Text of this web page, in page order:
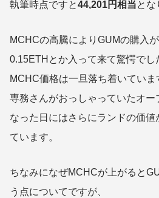
執筆時点ですと44,201円相当とな
MCHCの高騰によりGUMの購入
0.15ETHとか入って来て驚愕でし
MCHC価格は一旦落ち着いていま
専務さんがおっしゃっていたオー
なった日にはさらにランドの価値
ています。
ちなみになぜMCHCが上がると
う点についてですが、